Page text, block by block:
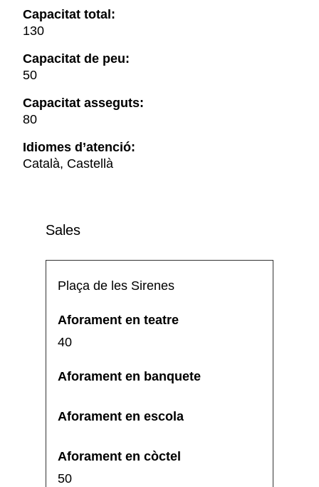
Capacitat total:
130
Capacitat de peu:
50
Capacitat asseguts:
80
Idiomes d’atenció:
Català, Castellà
Sales
Plaça de les Sirenes
40
50